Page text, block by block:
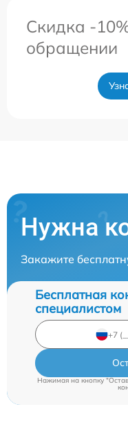
Скидка -
обращении
Нужна
Закажите
Бесплатная
специалистом
Нажимая на кнопку